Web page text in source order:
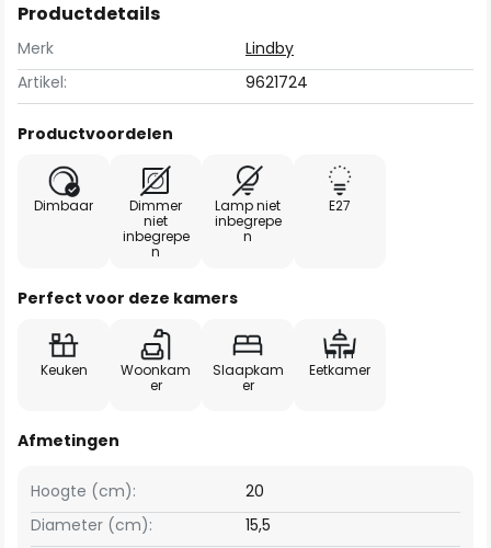
Productdetails
Merk
Lindby
Artikel:
9621724
Productvoordelen
Dimbaar
Dimmer
niet
inbegrepe
n
Lamp niet
inbegrepe
n
E27
Perfect voor deze kamers
Keuken
Woonkam
er
Slaapkam
er
Eetkamer
Afmetingen
Hoogte (cm):
20
Diameter (cm):
15,5